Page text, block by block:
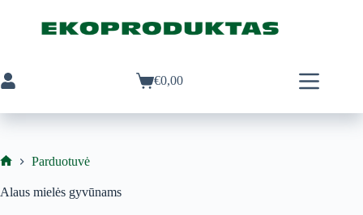
Pirkinių
€0,00
Parduotuvė
Alaus mielės gyvūnams